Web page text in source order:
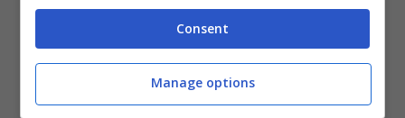
quanto si tratta, come lui stesso ha
sottolineato, di “uno dei più grandi diamanti
grezzi mai portati alla luce“.
Consent
Manage options